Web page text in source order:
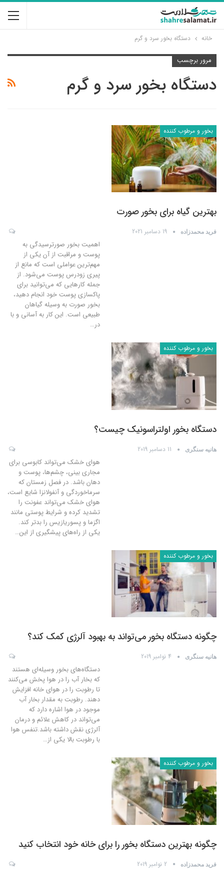
خانه دستگاه بخور سرد و گرم
مرور برچسب
دستگاه بخور سرد و گرم
بخور و مرطوب کننده
بهترین گیاه برای بخور صورت
فرید محمدزاده 19 دسامبر 2021
اهمیت بخور صورترسیدگی به
پوست و مراقبت از آن یکی از
مهم‌ترین عواملی است که مانع از
پیری زودرس پوست می‌شود. از
جمله کارهایی که می‌توانید برای
پاکسازی پوست خود انجام دهید،
بخور صورت به وسیله گیاهان
طبیعی است. این کار به آسانی و با
در…
بخور و مرطوب کننده
دستگاه بخور اولتراسونیک چیست؟
هانیه سنگری 11 دسامبر 2019
هوای خشک می‌تواند کابوسی برای
مجاری بینی، چشم‌ها، پوست و
دهان باشد. در فصل زمستان که
سرماخوردگی و آنفولانزا شایع است،
هوای خشک می‌تواند عفونت را
تشدید کرده و شرایط پوستی مانند
اگزما و پسوریازیس را بدتر کند.
یکی از راه‌های پیشگیری از این…
بخور و مرطوب کننده
چگونه دستگاه بخور می‌تواند به بهبود آلرژی کمک کند؟
هانیه سنگری 4 نوامبر 2019
دستگاه‌های بخور وسیله‌ای هستند
که بخار آب را در هوا پخش می‌کنند
تا رطوبت را در هوای خانه افزایش
دهند. رطوبت به مقدار بخار آب
موجود در هوا اشاره دارد که
می‌تواند در کاهش علائم و درمان
آلرژی نقش داشته باشد.تنفس هوا
با رطوبت بالا یکی از…
بخور و مرطوب کننده
چگونه بهترین دستگاه بخور را برای خانه خود انتخاب کنید
فرید محمدزاده 2 نوامبر 2019